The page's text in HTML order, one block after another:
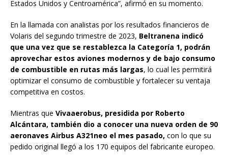
Estados Unidos y Centroamérica”, afirmó en su momento.
En la llamada con analistas por los resultados financieros de
Volaris del segundo trimestre de 2023, Beltranena indicó
que una vez que se restablezca la Categoría 1, podrán
aprovechar estos aviones modernos y de bajo consumo
de combustible en rutas más largas, lo cual les permitirá
optimizar el consumo de combustible y fortalecer su ventaja
competitiva en costos.
Mientras que Vivaaerobus, presidida por Roberto
Alcántara, también dio a conocer una nueva orden de 90
aeronaves Airbus A321neo el mes pasado, con lo que su
pedido original llegó a los 170 equipos del fabricante europeo.